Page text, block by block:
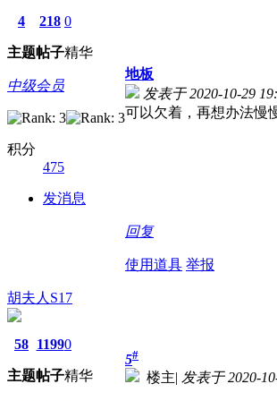
4
主题
218
帖子
0
精华
中级会员
积分
475
发消息
地板
发表于 2020-10-29
可以欠着，再想办法慢
回复
使用道具 举报
胡夫人S17
58
主题
1199
帖子
0
精华
5#
楼主| 发表于 2020-